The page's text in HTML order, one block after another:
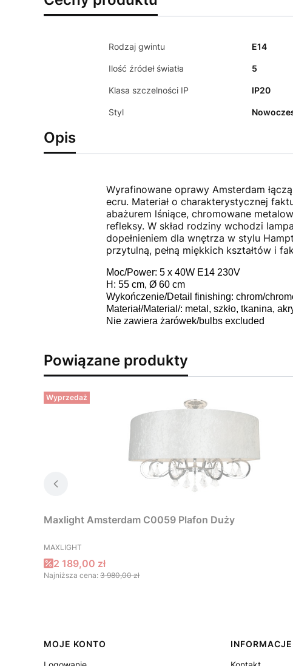
Rodzaj gwintu E14
Ilość źródeł światła 5
Klasa szczelności IP IP20
Styl
Opis
Wyrafinowane oprawy Amsterdam
ecru. Materiał o charakterystycznej
abażurem lśniące, chromowane
refleksy. W skład rodziny wchodzi
dopełnieniem dla wnętrza w stylu
przytulną, pełną miękkich kształtów i
Moc/Power: 5 x 40W E14 230V
H: 55 cm, Ø 60 cm
Wykończenie/Detail finishing: chrom/
Materiał/Material/: metal, szkło, tkanina,
Nie zawiera żarówek/bulbs excluded
Powiązane produkty
Wyprzedaż
Maxlight Amsterdam C0059 Plafon Duży
PRODUCENT
MAXLIGHT
Cena promocyjna
2 189,00 zł
Najniższa cena: 3 980,00 zł
Linki w stopce
MOJE KONTO
INFORMACJE